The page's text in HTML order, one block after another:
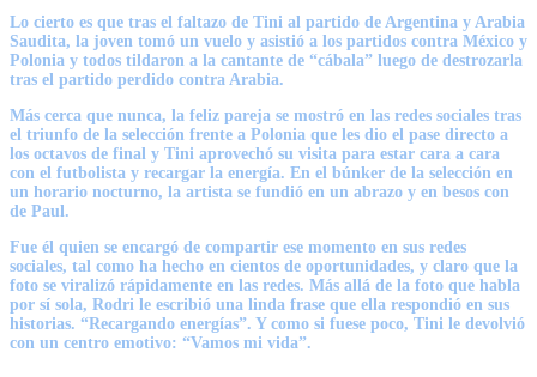
Lo cierto es que tras el faltazo de Tini al partido de Argentina y Arabia
Saudita, la joven tomó un vuelo y asistió a los partidos contra México y
Polonia y todos tildaron a la cantante de “cábala” luego de destrozarla
tras el partido perdido contra Arabia.
Más cerca que nunca, la feliz pareja se mostró en las redes sociales tras
el triunfo de la selección frente a Polonia que les dio el pase directo a
los octavos de final y Tini aprovechó su visita para estar cara a cara
con el futbolista y recargar la energía. En el búnker de la selección en
un horario nocturno, la artista se fundió en un abrazo y en besos con
de Paul.
Fue él quien se encargó de compartir ese momento en sus redes
sociales, tal como ha hecho en cientos de oportunidades, y claro que la
foto se viralizó rápidamente en las redes. Más allá de la foto que habla
por sí sola, Rodri le escribió una linda frase que ella respondió en sus
historias. “Recargando energías”. Y como si fuese poco, Tini le devolvió
con un centro emotivo: “Vamos mi vida”.